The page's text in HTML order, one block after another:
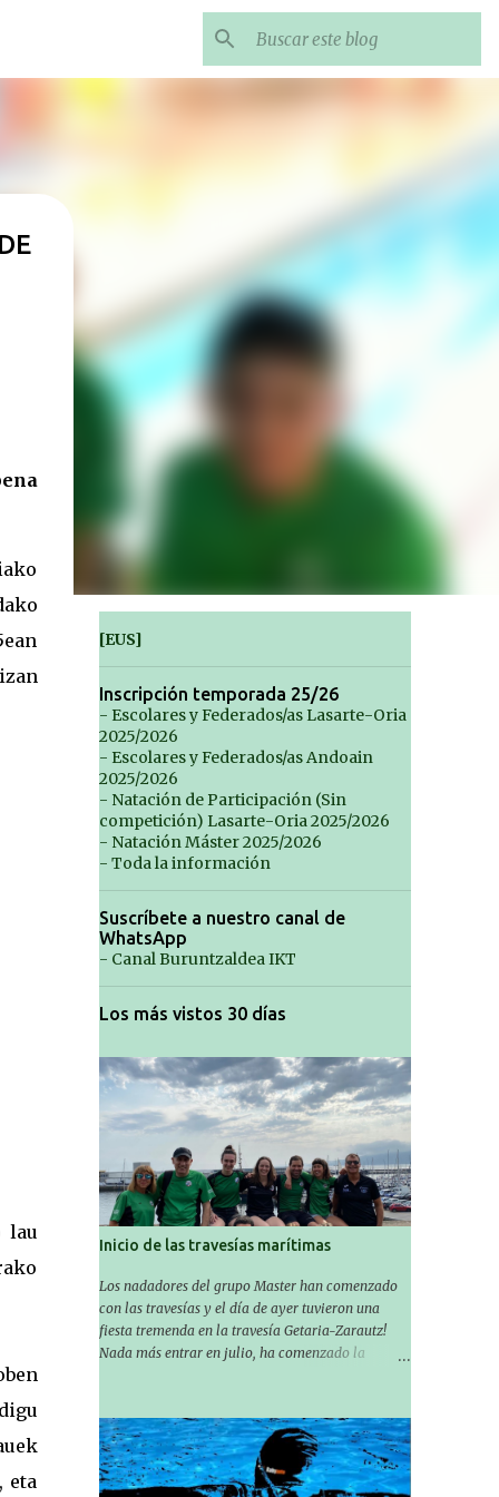
lau
eta
[EUS]
Inscripción temporada 25/26
- Escolares y Federados/as Lasarte-Oria
2025/2026
- Escolares y Federados/as Andoain
2025/2026
- Natación de Participación (Sin
competición) Lasarte-Oria 2025/2026
- Natación Máster 2025/2026
- Toda la información
Suscríbete a nuestro canal de
WhatsApp
- Canal Buruntzaldea IKT
Los más vistos 30 días
Inicio de las travesías marítimas
Los nadadores del grupo Master han comenzado
con las travesías y el día de ayer tuvieron una
fiesta tremenda en la travesía Getaria-Zarautz!
Nada más entrar en julio, ha comenzado la
Masters de nuestro equipo! En esta ocasión han
empezado a participar más tarde, pero ya han
estado en tres citas y están muy contentos,
esperando la fecha de su próxima cita. Para